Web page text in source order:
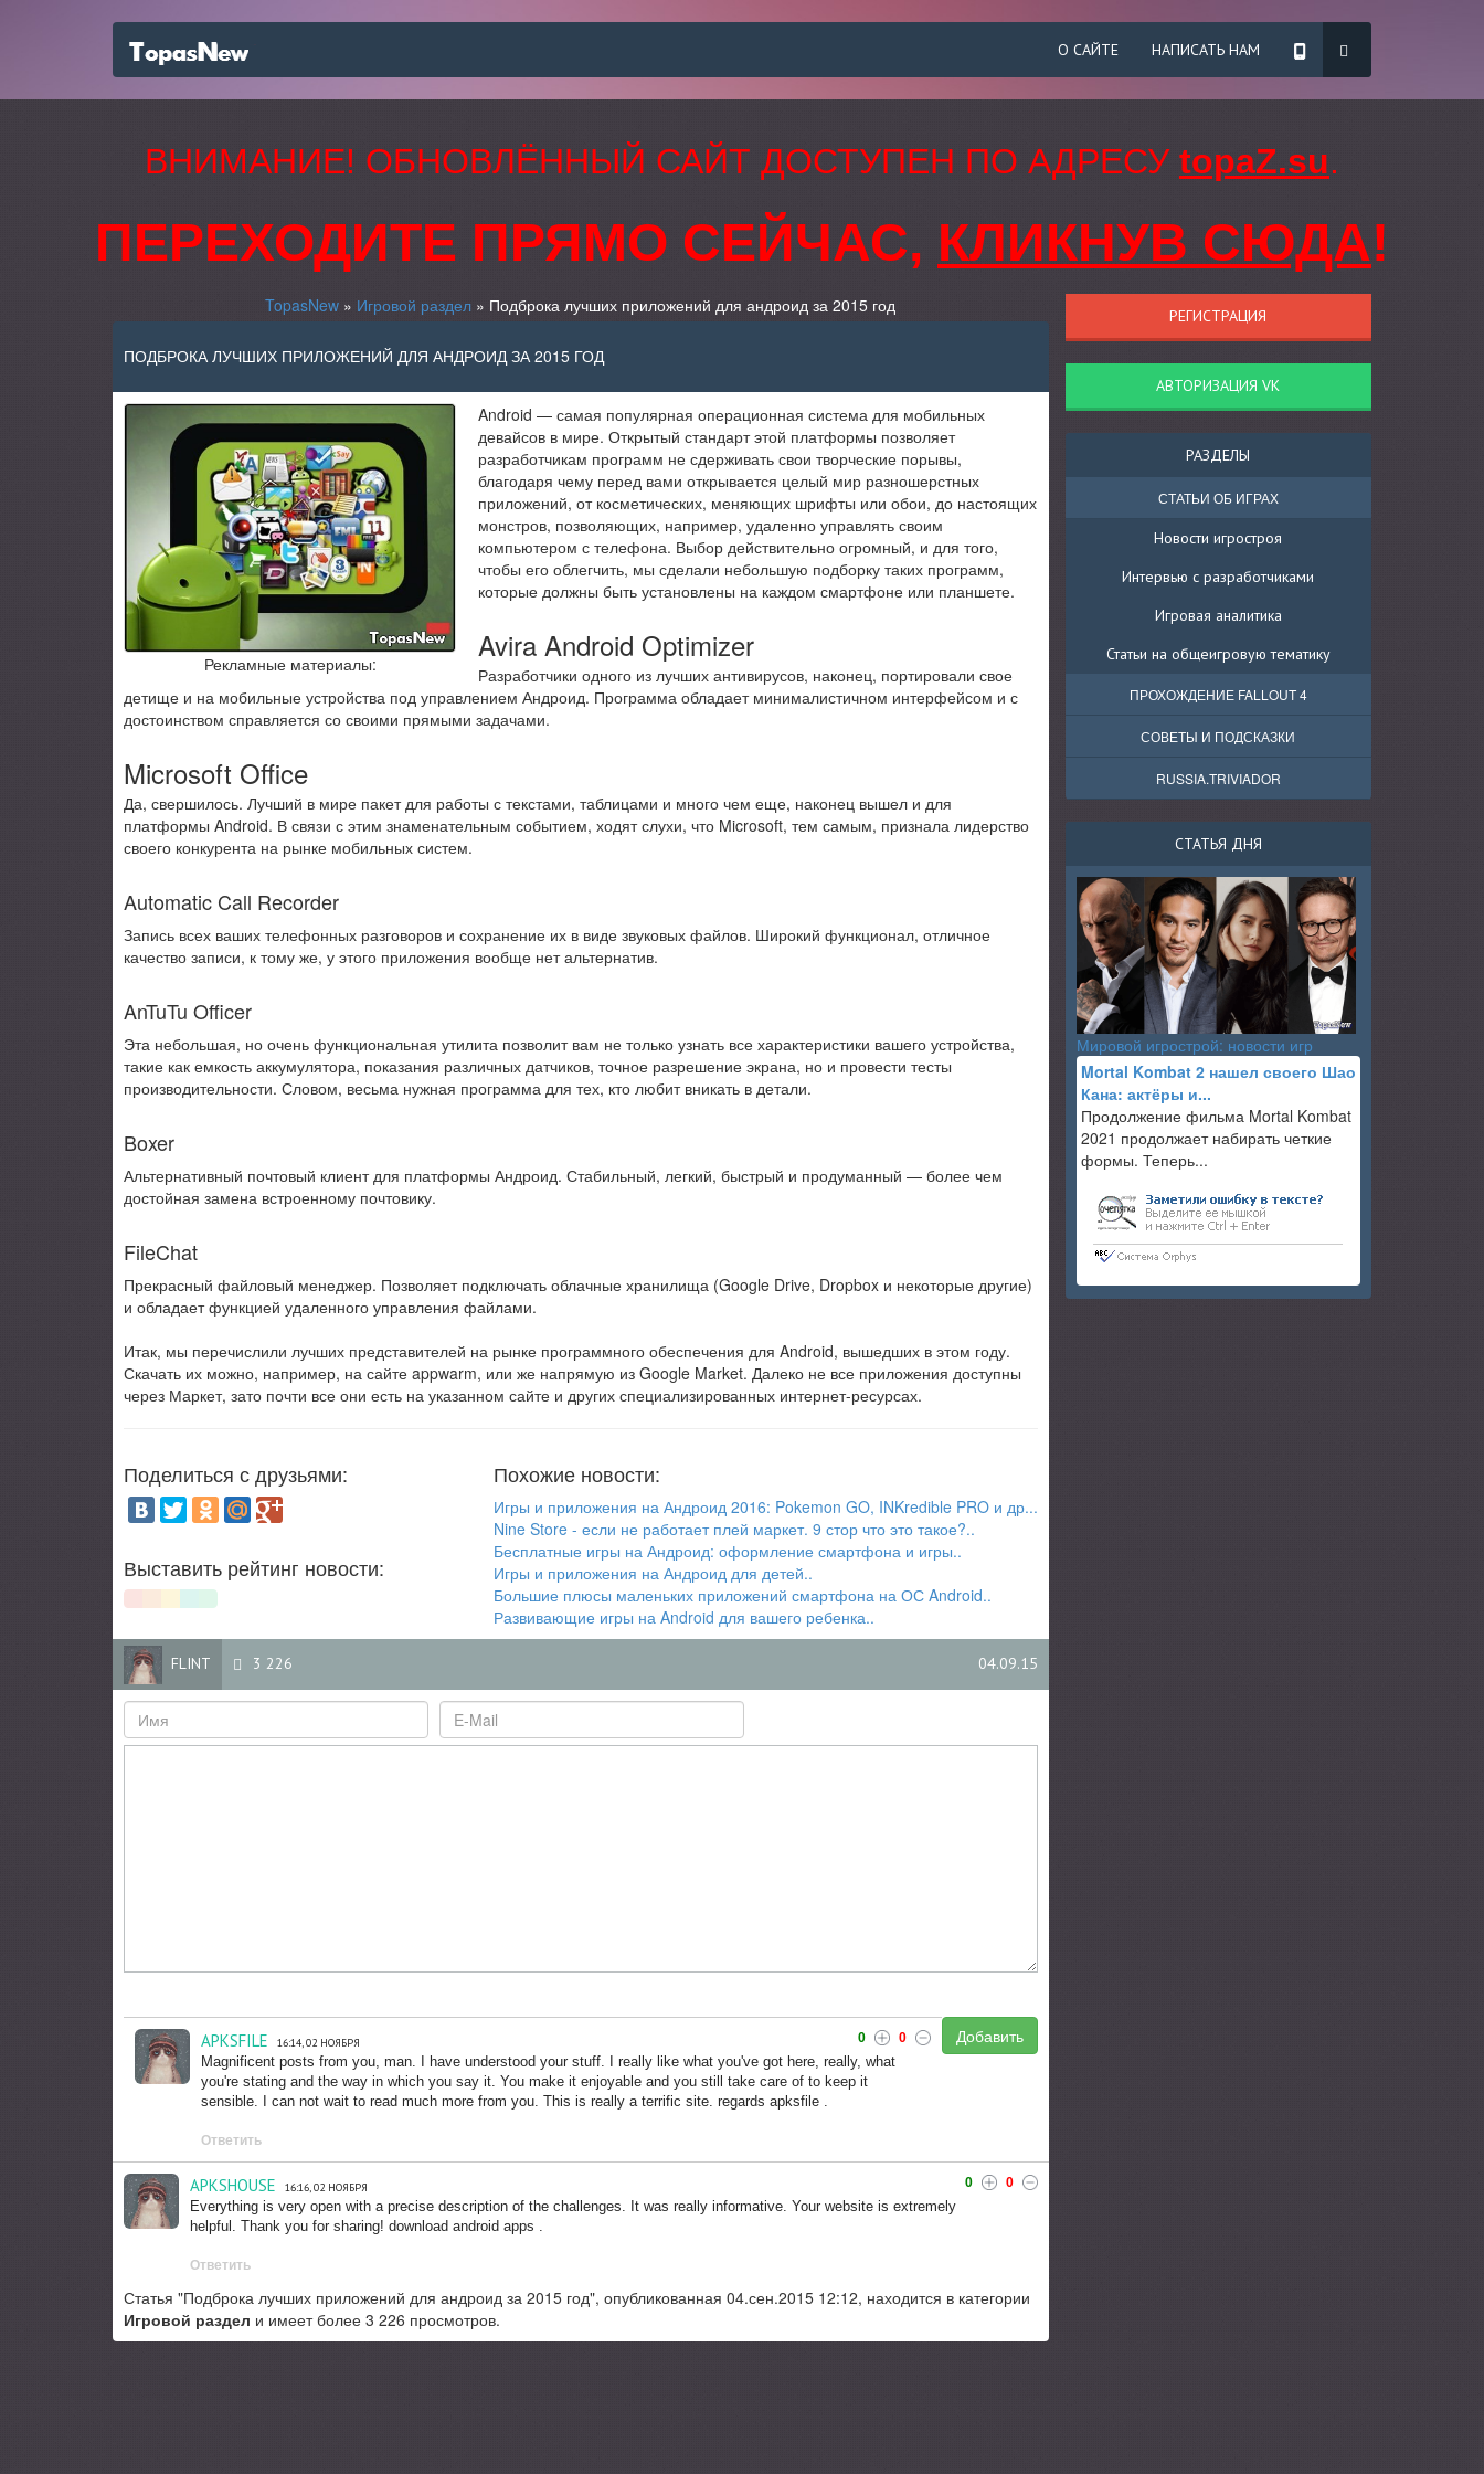
О САЙТЕ НАПИСАТЬ НАМ
ВНИМАНИЕ! ОБНОВЛЁННЫЙ САЙТ ДОСТУПЕН ПО АДРЕСУ topaZ.su.
ПЕРЕХОДИТЕ ПРЯМО СЕЙЧАС, КЛИКНУВ СЮДА!
TopasNew » Игровой раздел » Подброка лучших приложений для андроид за 2015 год
ПОДБРОКА ЛУЧШИХ ПРИЛОЖЕНИЙ ДЛЯ АНДРОИД ЗА 2015 ГОД
Рекламные материалы:
Android — самая популярная операционная система для мобильных
девайсов в мире. Открытый стандарт этой платформы позволяет
разработчикам программ не сдерживать свои творческие порывы,
благодаря чему перед вами открывается целый мир разношерстных
приложений, от косметических, меняющих шрифты или обои, до настоящих
монстров, позволяющих, например, удаленно управлять своим
компьютером с телефона. Выбор действительно огромный, и для того,
чтобы его облегчить, мы сделали небольшую подборку таких программ,
которые должны быть установлены на каждом смартфоне или планшете.
Avira Android Optimizer
Разработчики одного из лучших антивирусов, наконец, портировали свое
детище и на мобильные устройства под управлением Андроид. Программа обладает минималистичном интерфейсом и с
достоинством справляется со своими прямыми задачами.
Microsoft Office
Да, свершилось. Лучший в мире пакет для работы с текстами, таблицами и много чем еще, наконец вышел и для
платформы Android. В связи с этим знаменательным событием, ходят слухи, что Microsoft, тем самым, признала лидерство
своего конкурента на рынке мобильных систем.
Automatic Call Recorder
Запись всех ваших телефонных разговоров и сохранение их в виде звуковых файлов. Широкий функционал, отличное
качество записи, к тому же, у этого приложения вообще нет альтернатив.
AnTuTu Officer
Эта небольшая, но очень функциональная утилита позволит вам не только узнать все характеристики вашего устройства,
такие как емкость аккумулятора, показания различных датчиков, точное разрешение экрана, но и провести тесты
производительности. Словом, весьма нужная программа для тех, кто любит вникать в детали.
Boxer
Альтернативный почтовый клиент для платформы Андроид. Стабильный, легкий, быстрый и продуманный — более чем
достойная замена встроенному почтовику.
FileChat
Прекрасный файловый менеджер. Позволяет подключать облачные хранилища (Google Drive, Dropbox и некоторые другие)
и обладает функцией удаленного управления файлами.
Итак, мы перечислили лучших представителей на рынке программного обеспечения для Android, вышедших в этом году.
Скачать их можно, например, на сайте appwarm, или же напрямую из Google Market. Далеко не все приложения доступны
через Маркет, зато почти все они есть на указанном сайте и других специализированных интернет-ресурсах.
Поделиться с друзьями:
Выставить рейтинг новости:
Похожие новости:
Игры и приложения на Андроид 2016: Pokemon GO, INKredible PRO и др...
Nine Store - если не работает плей маркет. 9 стор что это такое?..
Бесплатные игры на Андроид: оформление смартфона и игры..
Игры и приложения на Андроид для детей..
Большие плюсы маленьких приложений смартфона на ОС Android..
Развивающие игры на Android для вашего ребенка..
FLINT 3 226 04.09.15
Добавить
0 0
APKSFILE 16:14, 02 НОЯБРЯ
Magnificent posts from you, man. I have understood your stuff. I really like what you've got here, really, what
you're stating and the way in which you say it. You make it enjoyable and you still take care of to keep it
sensible. I can not wait to read much more from you. This is really a terrific site. regards apksfile .
Ответить
0 0
APKSHOUSE 16:16, 02 НОЯБРЯ
Everything is very open with a precise description of the challenges. It was really informative. Your website is extremely
helpful. Thank you for sharing! download android apps .
Ответить
Статья "Подброка лучших приложений для андроид за 2015 год", опубликованная 04.сен.2015 12:12, находится в категории
Игровой раздел и имеет более 3 226 просмотров.
РЕГИСТРАЦИЯ
АВТОРИЗАЦИЯ VK
РАЗДЕЛЫ
СТАТЬИ ОБ ИГРАХ
Новости игростроя
Интервью с разработчиками
Игровая аналитика
Статьи на общеигровую тематику
ПРОХОЖДЕНИЕ FALLOUT 4
СОВЕТЫ И ПОДСКАЗКИ
RUSSIA.TRIVIADOR
СТАТЬЯ ДНЯ
Мировой игрострой: новости игр
Mortal Kombat 2 нашел своего Шао
Кана: актёры и...
Продолжение фильма Mortal Kombat
2021 продолжает набирать четкие
формы. Теперь...